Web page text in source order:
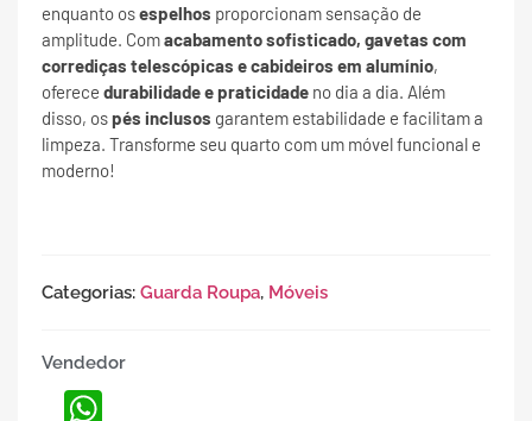
enquanto osespelhos proporcionam sensação de
amplitude. Comacabamento sofisticado, gavetas com
corrediças telescópicas e cabideiros em alumínio,
oferece durabilidade e praticidade no dia a dia. Além
disso, ospés inclusos garantem estabilidade e facilitam a
limpeza. Transforme seu quarto com um móvel funcional e
moderno!
Categorias: Guarda Roupa, Móveis
Vendedor